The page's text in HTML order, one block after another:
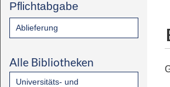
Pflichtabgabe
Ablieferung
Alle Bibliotheken
Universitäts- und